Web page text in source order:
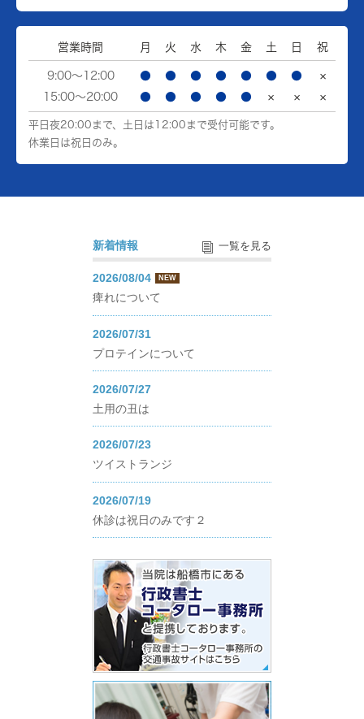
営業時間 月 火 水 木 金 土 日 祝
9:00～12:00 ● ● ● ● ● ● ●
×
15:00～20:00
● ● ● ● ● × × ×
平日夜20:00まで、土日は12:00まで受付可能です。
休業日は祝日のみ。
新着情報 一覧を見る
2026/08/04 NEW
痺れについて
2026/07/31
プロテインについて
2026/07/27
土用の丑は
2026/07/23
ツイストランジ
2026/07/19
休診は祝日のみです２